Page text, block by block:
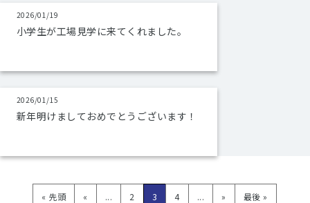
2026/01/19
小学生が工場見学に来てくれました。
2026/01/15
新年明けましておめでとうございます！
« 先頭 « ... 2 3 4 ... » 最後 »